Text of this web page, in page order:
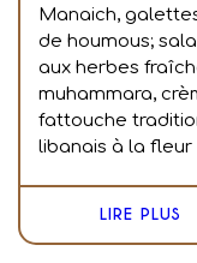
Manaich,
de houmous;
aux herbes
muhammara,
fattouche
libanais à la fleur
LIRE PLUS